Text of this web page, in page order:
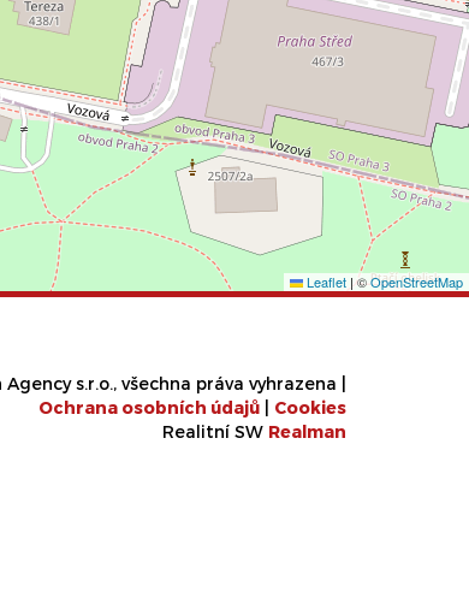
Leaflet |©OpenStreetMap
s.r.o., všechna práva vyhrazena |
Ochrana osobních údajů
Cookies
Realitní SW Realman